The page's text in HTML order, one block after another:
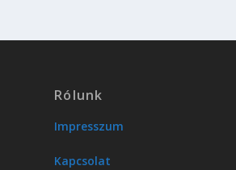
Rólunk
Impresszum
Kapcsolat